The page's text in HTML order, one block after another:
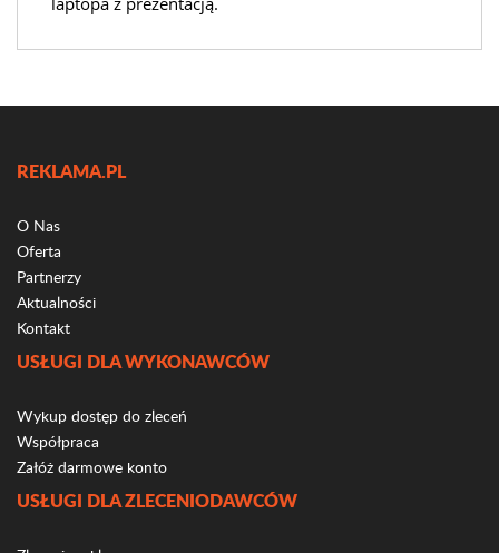
REKLAMA.PL
O Nas
Oferta
Partnerzy
Aktualności
Kontakt
USŁUGI DLA WYKONAWCÓW
Wykup dostęp do zleceń
Współpraca
Załóż darmowe konto
USŁUGI DLA ZLECENIODAWCÓW